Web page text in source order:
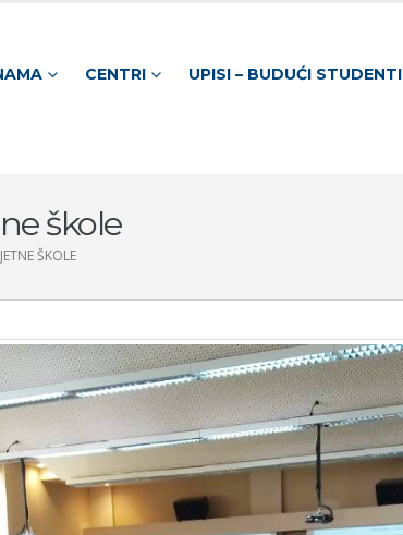
CENTRI UPISI – BUDUĆI STUDENTI
škole
ŠKOLE